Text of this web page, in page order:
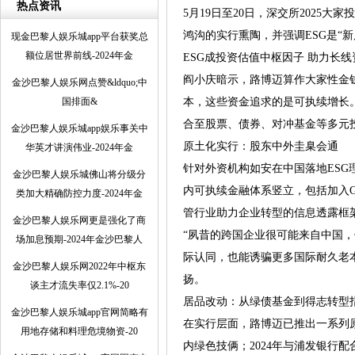
热点资讯
现金巴黎人娱乐城app平台获奖总
额位居世界前线-2024年金
金沙巴黎人娱乐网点赞&ldquo;中
国排面&
金沙巴黎人娱乐城app娱乐事关中
华英才讲演伟业-2024年金
金沙巴黎人娱乐城佛山将分级分
类加大精确防控力度-2024年金
金沙巴黎人娱乐网更是强化了商
场加息预期-2024年金沙巴黎人
金沙巴黎人娱乐网2022年中枢东
谈主才流失率仅2.1%-20
金沙巴黎人娱乐城app官网简略有
用地存储和料理危境物资-20
5月19日至20日，深交所2025大家
鸿沟的实行熏陶，并强调ESG是“
ESG成投资估值中枢因子 助力长
阎小庆暗示，路博迈算作大家性金
本，这些资金追求的是可执续增长
合至股票、债券、对冲基金等多
原土化实行：股东中外圭臬会通
针对外资机构如安在中国落地ESG
内可执续金融体系竖立，包括加入
管行业助力企业转型的信息透露框
“夙昔的跨国企业很可能来自中国
际认同，也能诱骗更多国际耐久
扬。
居品改动：从绿债基金到得志转型
在实行层面，路博迈已推出一系列
内绿色技俩；2024年与浦发银行